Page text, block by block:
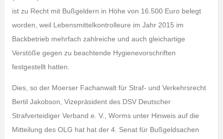
ist zu Recht mit Bußgeldern in Höhe von 16.500 Euro belegt
worden, weil Lebensmittelkontrolleure im Jahr 2015 im
Backbetrieb mehrfach zahlreiche und auch gleichartige
Verstöße gegen zu beachtende Hygienevorschriften
festgestellt hatten.
Dies, so der Moerser Fachanwalt für Straf- und Verkehrsrecht
Bertil Jakobson, Vizepräsident des DSV Deutscher
Strafverteidiger Verband e. V., Worms unter Hinweis auf die
Mitteilung des OLG hat hat der 4. Senat für Bußgeldsachen